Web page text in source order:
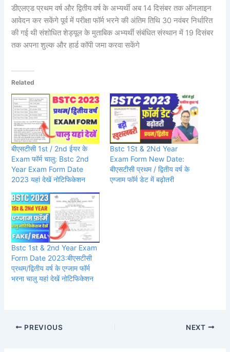
डीएलएड प्रथम वर्ष और द्वितीय वर्ष के अभ्यर्थी अब 14 दिसंबर तक ऑनलाइन
आवेदन कर सकेंगे पूर्व में परीक्षा फॉर्म भरने की अंतिम तिथि 30 नवंबर निर्धारित
की गई थी संशोधित शेड्यूल के मुताबिक अभ्यर्थी संबंधित संस्थान में 19 दिसंबर
तक अपना शुल्क और हार्ड कॉपी जमा करवा सकेंगे
Related
बीएसटीसी 1st / 2nd ईयर के
Exam फॉर्म चालु: Bstc 2nd
Year Exam Form Date
2023 यहां देखें नोटिफिकेशन
Bstc 1St & 2Nd Year
Exam Form New Date:
बीएसटीसी प्रथम / द्वितीय वर्ष के
एग्जाम फॉर्म डेट में बढ़ोतरी
Bstc 1st & 2nd Year Exam
Form Date 2023:बीएसटीसी
प्रथम/द्वितीय वर्ष के एग्जाम फॉर्म
भरना चालु यहां देखें नोटिफिकेशन
PREVIOUS NEXT